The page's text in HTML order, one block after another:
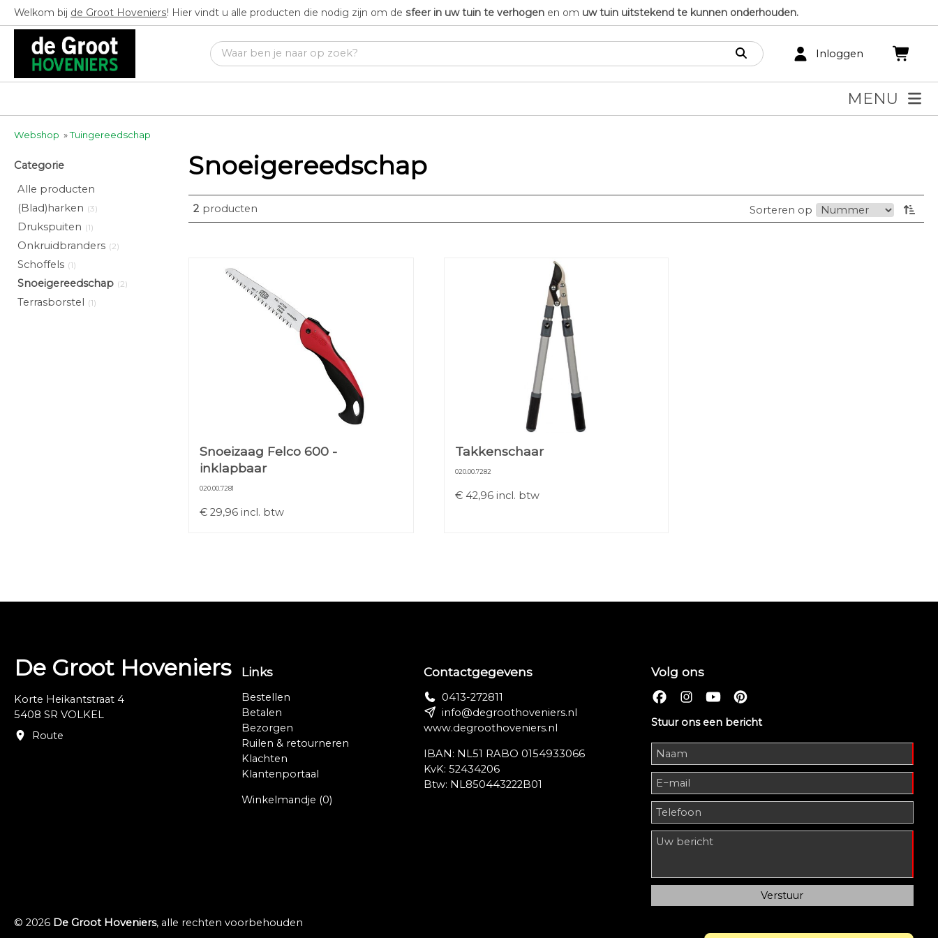
Welkom bij de Groot Hoveniers! Hier vindt u alle producten die nodig zijn om de sfeer in uw tuin te verhogen en om uw tuin uitstekend te kunnen onderhouden.
Inloggen
MENU
Webshop »Tuingereedschap
Categorie
Alle producten
(Blad)harken (3)
Drukspuiten (1)
Onkruidbranders (2)
Schoffels (1)
Snoeigereedschap (2)
Terrasborstel (1)
Snoeigereedschap
2 producten Sorteren op
Snoeizaag Felco 600 -
inklapbaar
020.00.7281
€ 29,96 incl. btw
Takkenschaar
020.00.7282
€ 42,96incl. btw
De Groot Hoveniers
Korte Heikantstraat 4
5408 SR VOLKEL
Route
Links
Bestellen
Betalen
Bezorgen
Ruilen & retourneren
Klachten
Klantenportaal
Winkelmandje (0)
Contactgegevens
0413-272811
info@degroothoveniers.nl
www.degroothoveniers.nl
IBAN: NL51 RABO 0154933066
KvK: 52434206
Btw: NL850443222B01
Volg ons
Stuur ons een bericht
© 2026 De Groot Hoveniers, alle rechten voorbehouden